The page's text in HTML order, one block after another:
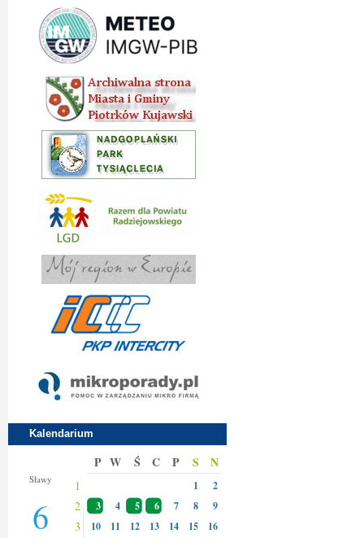
Kalendarium
Sławy
6
P W Ś C P S N
1 1 2
2 3 4 5 6 7 8 9
3 10 11 12 13 14 15 16